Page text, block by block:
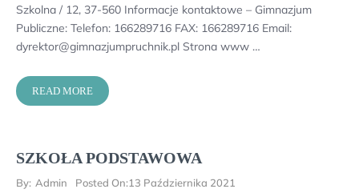
Szkolna / 12, 37-560 Informacje kontaktowe – Gimnazjum
Publiczne: Telefon: 166289716 FAX: 166289716 Email:
dyrektor@gimnazjumpruchnik.pl Strona www …
READ MORE
SZKOŁA PODSTAWOWA
By: Admin Posted On:13 Października 2021